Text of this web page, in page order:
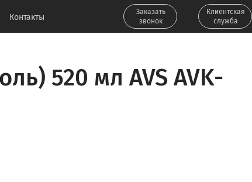
Контакты
Заказать
звонок
Клиентская
служба
520 мл AVS AVK-